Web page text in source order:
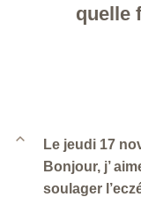
quelle
B
Le jeudi 17
Bonjour, j’
soulager